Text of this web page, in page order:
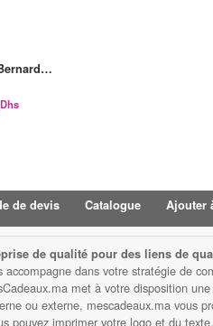
Dhs
de devis Catalogue Ajouter
de qualité pour des liens de
accompagne dans votre stratégie de
met à votre disposition
ou externe, mescadeaux.ma vous
pouvez imprimer votre logo et du